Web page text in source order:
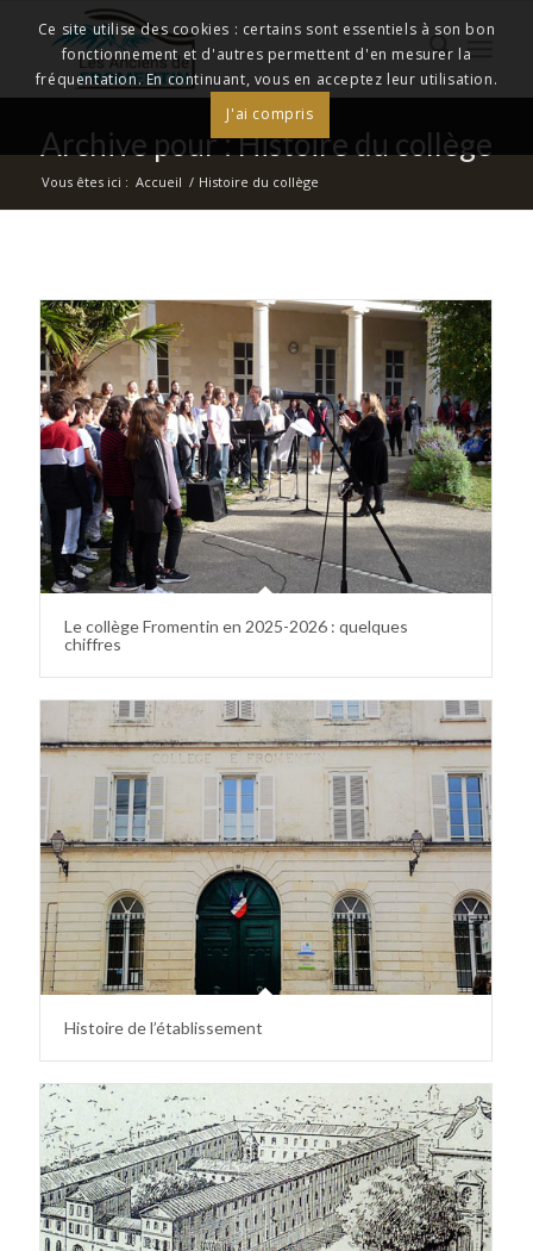
Archive pour : Histoire du collège
Vous êtes ici : Accueil / Histoire du collège
Le collège Fromentin en 2025-2026 : quelques
chiffres
Histoire de l’établissement
Ce site utilise des cookies : certains sont essentiels à son bon
fonctionnement et d'autres permettent d'en mesurer la
fréquentation. En continuant, vous en acceptez leur utilisation.
J'ai compris